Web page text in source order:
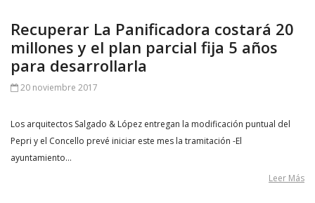
Recuperar La Panificadora costará 20
millones y el plan parcial fija 5 años
para desarrollarla
20 noviembre 2017
Los arquitectos Salgado & López entregan la modificación puntual del
Pepri y el Concello prevé iniciar este mes la tramitación -El
ayuntamiento…
Leer Más